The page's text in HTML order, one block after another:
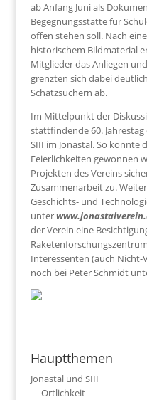
ab Anfang Juni als
Begegnungsstätte für
offen stehen soll. Nach
historischem Bildmaterial
Mitglieder das Anliegen
grenzten sich dabei
Schatzsuchern ab.
Im Mittelpunkt der
stattfindende 60.
SIII im Jonastal. So konnte
Feierlichkeiten gewonnen
Projekten des Vereins
Zusammenarbeit zu.
Geschichts- und
unter
der Verein eine
Interessenten (auch
noch bei Peter Schmidt
Hauptthemen
Jonastal und SIII
Örtlichkeit